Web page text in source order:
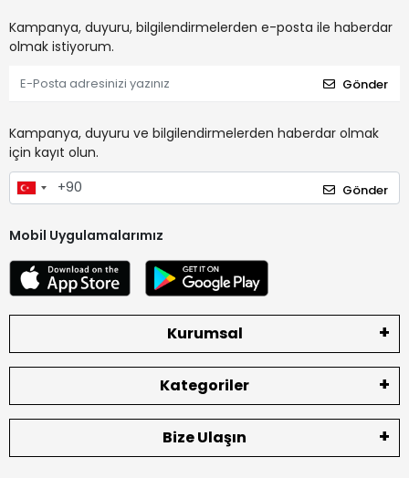
Kampanya, duyuru, bilgilendirmelerden e-posta ile haberdar
olmak istiyorum.
Gönder
Kampanya, duyuru ve bilgilendirmelerden haberdar olmak
için kayıt olun.
Gönder
Mobil Uygulamalarımız
Kurumsal
Kategoriler
Bize Ulaşın